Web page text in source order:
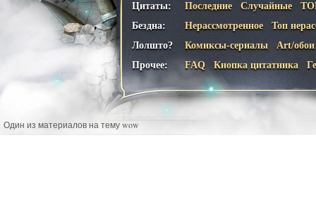
Цитаты: Последние Случайные
Бездна:
Нерассмотренное
Топ
Лолшто?
Комиксы-сериалы
Art/обои
Прочее:
FAQ Кнопка цитатника
Один из материалов на тему wow